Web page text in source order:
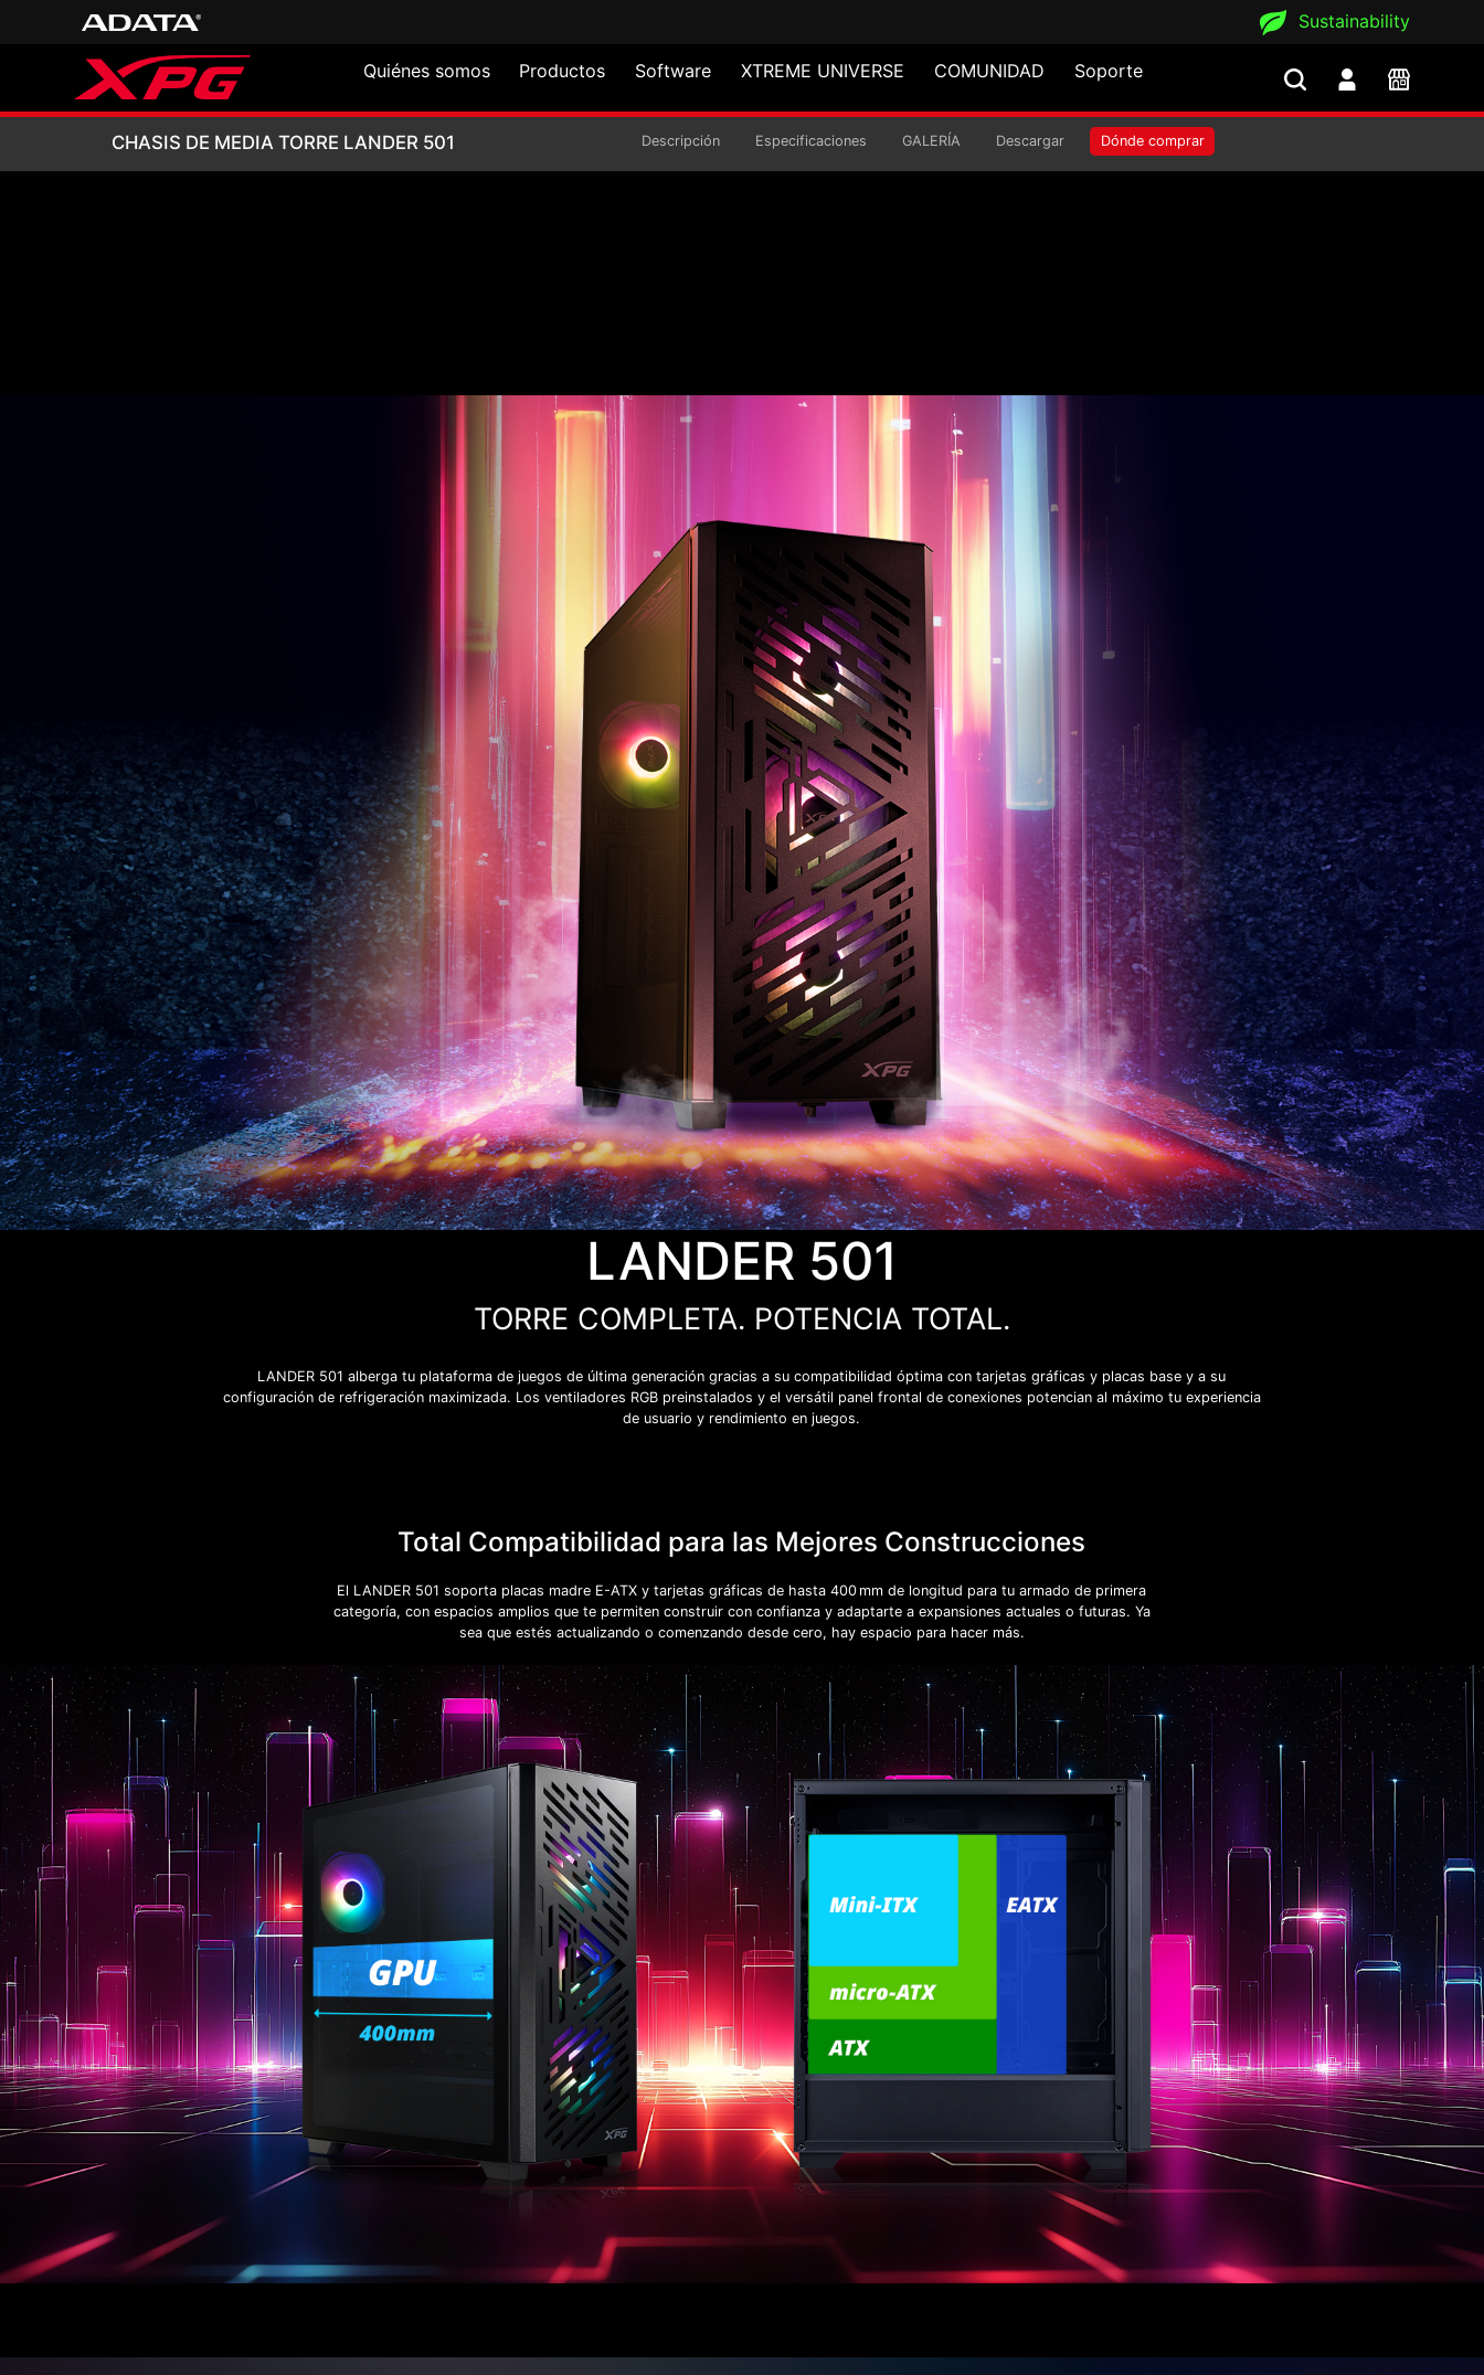
Sustainability
Quiénes somos Productos Software XTREME UNIVERSE COMUNIDAD Soporte
CHASIS DE MEDIA TORRE LANDER 501
CHASIS DE MEDIA TORRE LANDER 501 Descripción Especificaciones GALERÍA Descargar Dónde comprar
LANDER 501
TORRE COMPLETA. POTENCIA TOTAL.
LANDER 501 alberga tu plataforma de juegos de última generación gracias a su compatibilidad óptima con tarjetas gráficas y placas base y a su
configuración de refrigeración maximizada. Los ventiladores RGB preinstalados y el versátil panel frontal de conexiones potencian al máximo tu experiencia
de usuario y rendimiento en juegos.
Total Compatibilidad para las Mejores Construcciones
El LANDER 501 soporta placas madre E-ATX y tarjetas gráficas de hasta 400 mm de longitud para tu armado de primera
categoría, con espacios amplios que te permiten construir con confianza y adaptarte a expansiones actuales o futuras. Ya
sea que estés actualizando o comenzando desde cero, hay espacio para hacer más.